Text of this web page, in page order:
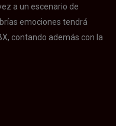
a un escenario de
emociones tendrá
contando además con la